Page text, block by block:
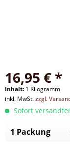
16,95 € *
Inhalt: 1 Kilogramm
inkl. MwSt.zzgl.
Sofort